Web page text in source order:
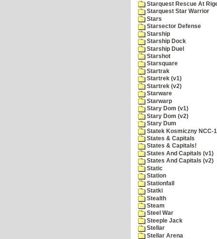
Starquest Rescue At
Starquest Star Warrior
Stars
Starsector Defense
Starship
Starship Dock
Starship Duel
Starshot
Starsquare
Startrak
Startrek (v1)
Startrek (v2)
Starware
Starwarp
Stary Dom (v1)
Stary Dom (v2)
Stary Dum
Statek Kosmiczny NCC-
States & Capitals
States & Capitals!
States And Capitals (v1)
States And Capitals (v2)
Static
Station
Stationfall
Statki
Stealth
Steam
Steel War
Steeple Jack
Stellar
Stellar Arena